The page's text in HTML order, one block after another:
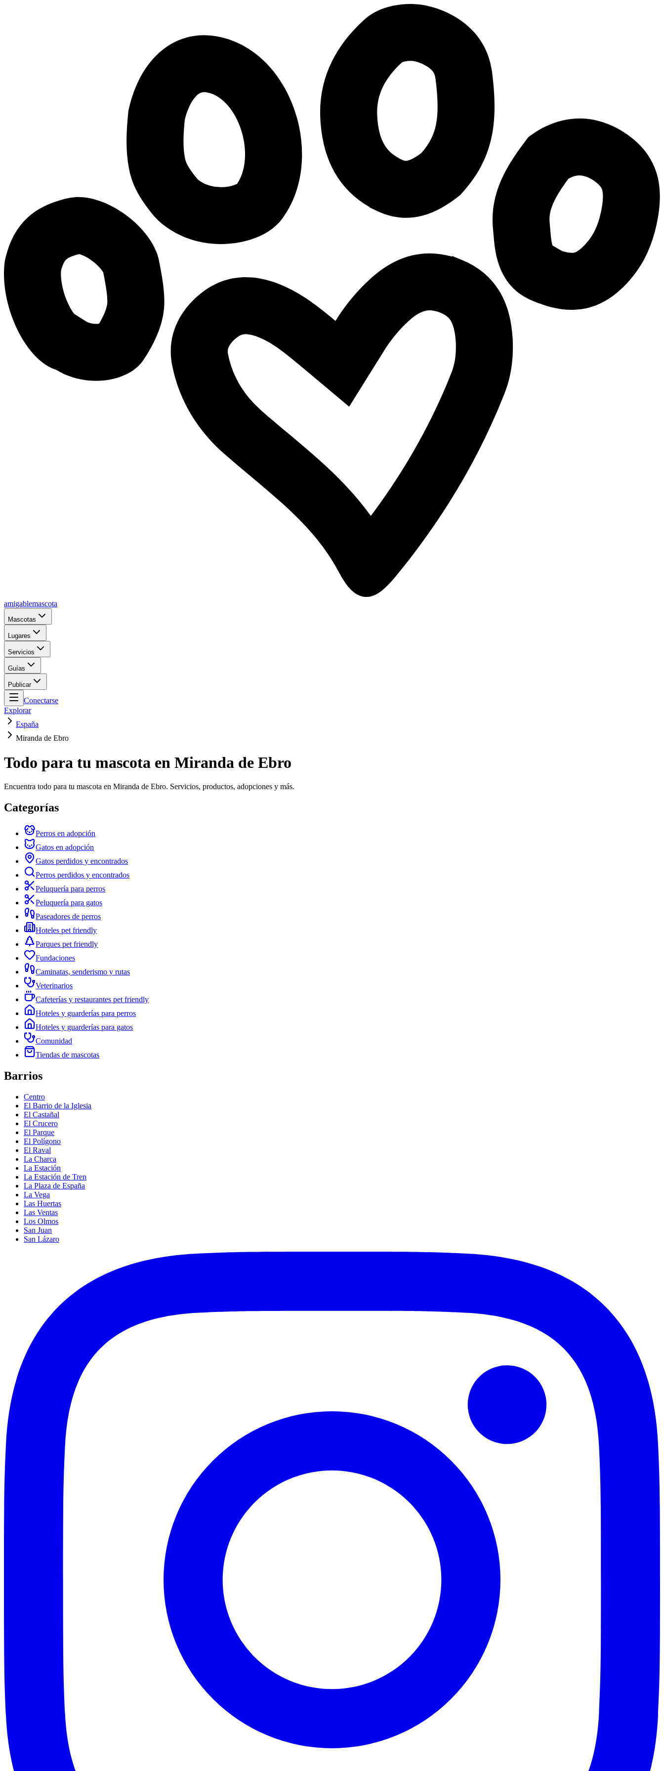
amigablemascota
Mascotas
Lugares
Servicios
Guías
Publicar
Conectarse
Explorar
España
Miranda de Ebro
Todo para tu mascota en Miranda de Ebro
Encuentra todo para tu mascota en Miranda de Ebro. Servicios, productos, adopciones y más.
Categorías
Perros en adopción
Gatos en adopción
Gatos perdidos y encontrados
Perros perdidos y encontrados
Peluquería para perros
Peluquería para gatos
Paseadores de perros
Hoteles pet friendly
Parques pet friendly
Fundaciones
Caminatas, senderismo y rutas
Veterinarios
Cafeterías y restaurantes pet friendly
Hoteles y guarderías para perros
Hoteles y guarderías para gatos
Comunidad
Tiendas de mascotas
Barrios
Centro
El Barrio de la Iglesia
El Castañal
El Crucero
El Parque
El Polígono
El Raval
La Charca
La Estación
La Estación de Tren
La Plaza de España
La Vega
Las Huertas
Las Ventas
Los Olmos
San Juan
San Lázaro